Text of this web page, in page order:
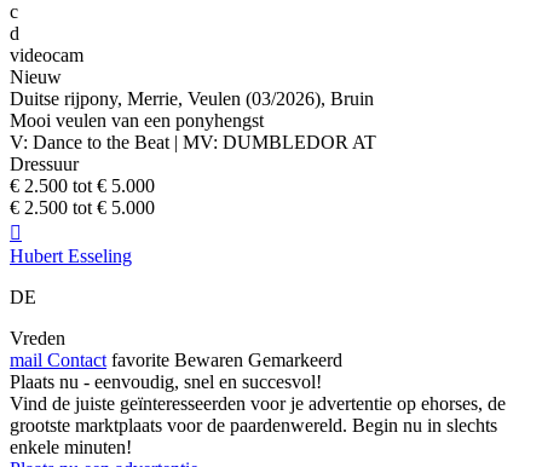
c
d
videocam
Nieuw
Duitse rijpony, Merrie, Veulen (03/2026), Bruin
Mooi veulen van een ponyhengst
V: Dance to the Beat | MV: DUMBLEDOR AT
Dressuur
€ 2.500 tot € 5.000
€ 2.500 tot € 5.000

Hubert Esseling
DE
Vreden
mail Contact favorite Bewaren Gemarkeerd
Plaats nu - eenvoudig, snel en succesvol!
Vind de juiste geïnteresseerden voor je advertentie op ehorses, de
grootste marktplaats voor de paardenwereld. Begin nu in slechts
enkele minuten!